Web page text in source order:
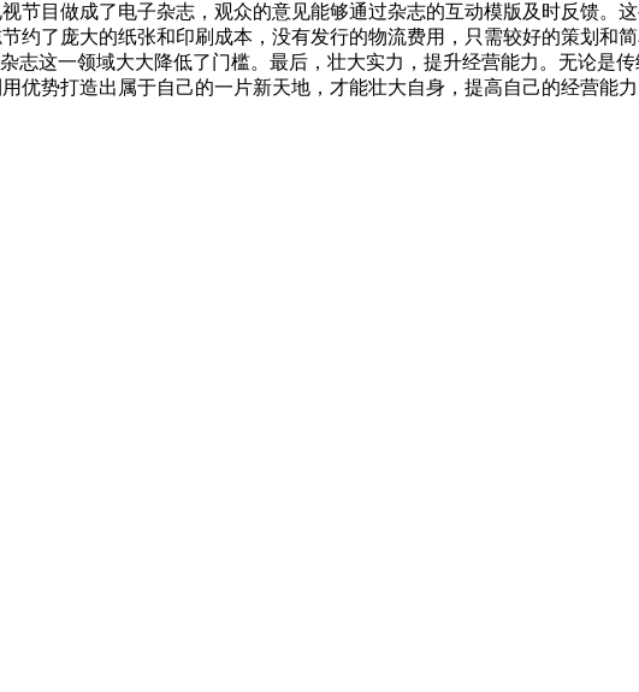
节目做成了电子杂志，观众的意见能够通过杂志的互动模版及时反馈。
约了庞大的纸张和印刷成本，没有发行的物流费用，只需较好的策划和
志这一领域大大降低了门槛。最后，壮大实力，提升经营能力。无论是
优势打造出属于自己的一片新天地，才能壮大自身，提高自己的经营能